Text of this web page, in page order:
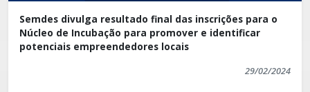
Semdes divulga resultado final das inscrições para o
Núcleo de Incubação para promover e identificar
potenciais empreendedores locais
29/02/2024